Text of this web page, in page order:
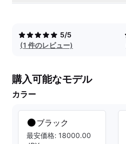
5/5
(1 件のレビュー)
購入可能なモデル
カラー
ブラック
最安価格: 18000.00